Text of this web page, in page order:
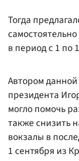
Тогда
в период с 1 по
Автором
президента
могло помочь
также снизить
вокзалы в
1 сентября из